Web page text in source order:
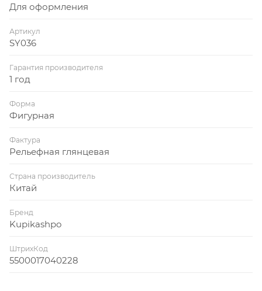
Для оформления
Артикул
SY036
Гарантия производителя
1 год
Форма
Фигурная
Фактура
Рельефная глянцевая
Страна производитель
Китай
Бренд
Kupikashpo
ШтрихКод
5500017040228